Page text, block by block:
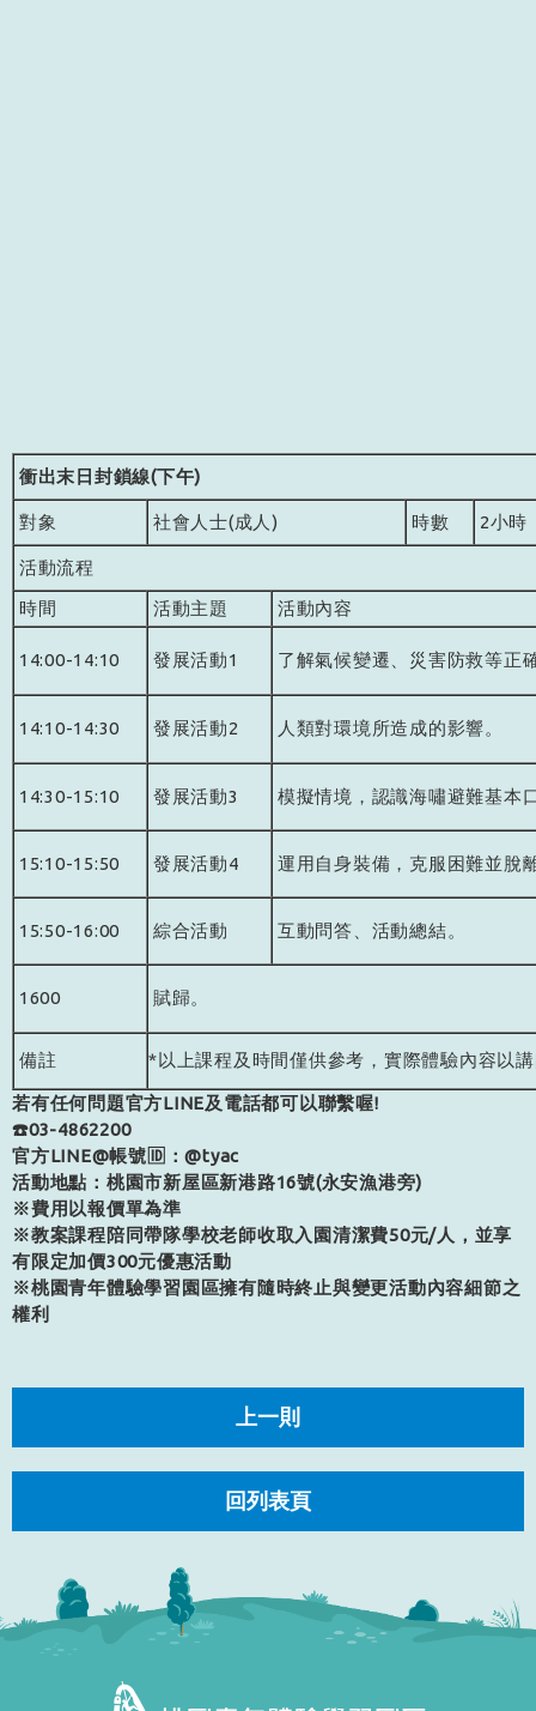
衝出末日封鎖線(下午)
對象 社會人士(成人) 時數 2小時
活動流程
時間
活動主題 活動內容
14:00-14:10 發展活動1 了解氣候變遷、災害防救等正
14:10-14:30 發展活動2 人類對環境所造成的影響。
14:30-15:10 發展活動3 模擬情境，認識海嘯避難基本
15:10-15:50 發展活動4 運用自身裝備，克服困難並脫
15:50-16:00 綜合活動 互動問答、活動總結。
1600 賦歸。
備註 *以上課程及時間僅供參考，實際體驗內容以
若有任何問題官方LINE及電話都可以聯繫喔!
☎️03-4862200
官方LINE@帳號🆔：@tyac
活動地點：桃園市新屋區新港路16號(永安漁港旁)
※費用以報價單為準
※教案課程陪同帶隊學校老師收取入園清潔費50元/人，並享
有限定加價300元優惠活動
※桃園青年體驗學習園區擁有隨時終止與變更活動內容細節之
權利
上一則
回列表頁